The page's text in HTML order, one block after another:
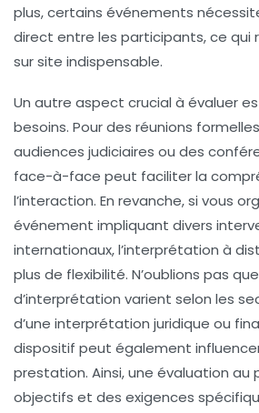
plus, certains événements
direct entre les participants, ce qui
sur site indispensable.
Un autre aspect crucial à évaluer
besoins. Pour des réunions
audiences judiciaires ou des
face-à-face peut faciliter la
l’interaction. En revanche, si vous
événement impliquant divers
internationaux, l’interprétation à
plus de flexibilité. N’oublions pas
d’interprétation varient selon les
d’une interprétation juridique ou
dispositif peut également
prestation. Ainsi, une évaluation au
objectifs et des exigences